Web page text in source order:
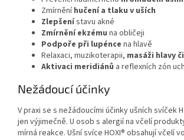
Zmírněníhučení a tlaku v uších
Zlepšenístavu akné
Zmírnění ekzému na obličeji
Podpoře při lupénce na hlavě
Relaxaci, muzikoterapii, masáži hlavy
Aktivaci meridiánů a reflexních zón
Nežádoucí účinky
V praxi se s nežádoucími účinky ušních svíček
jen výjimečně. U osob s alergií na včelí
mírná reakce. Ušní svíce HOXI® obsahují včelí